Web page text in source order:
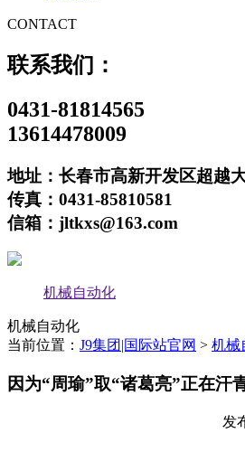
CONTACT
联系我们：
0431-81814565
13614478009
地址：长春市高新开发区超越
传真：0431-85810581
信箱：jltkxs@163.com
机械自动化
机械自动化
当前位置： J9集团|国际站官网 > 机械
因为“周瑜”取“诸葛亮”正在汗
发